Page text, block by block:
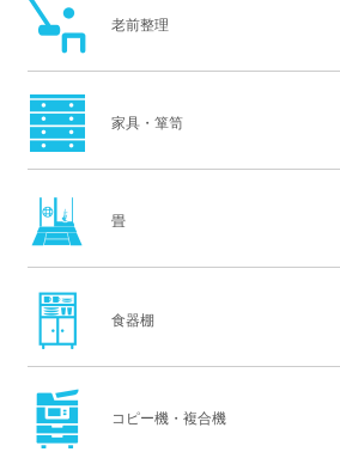
老前整理
家具・箪笥
畳
食器棚
コピー機・複合機